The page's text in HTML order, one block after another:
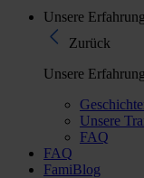
Unsere
Zurück
Unsere
Unsere
FAQ
FAQ
FamiBlog